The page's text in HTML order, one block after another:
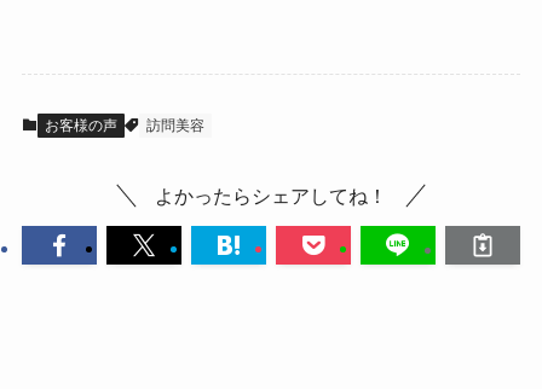
お客様の声 訪問美容
よかったらシェアしてね！